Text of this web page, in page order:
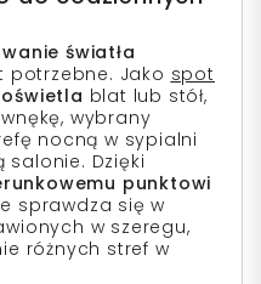
światła
potrzebne. Jako spot
blat lub stół,
wybrany
nocną w sypialni
salonie. Dzięki
punktowi
sprawdza się w
w szeregu,
różnych stref w